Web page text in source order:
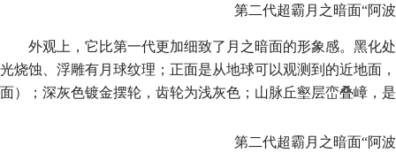
第二代超霸月之暗面“阿
外观上，它比第一代更加细致了月之暗面的形象感。黑化
光烧蚀、浮雕有月球纹理；正面是从地球可以观测到的近地面
面）；深灰色镀金摆轮，齿轮为浅灰色；山脉丘壑层峦叠嶂，
第二代超霸月之暗面“阿